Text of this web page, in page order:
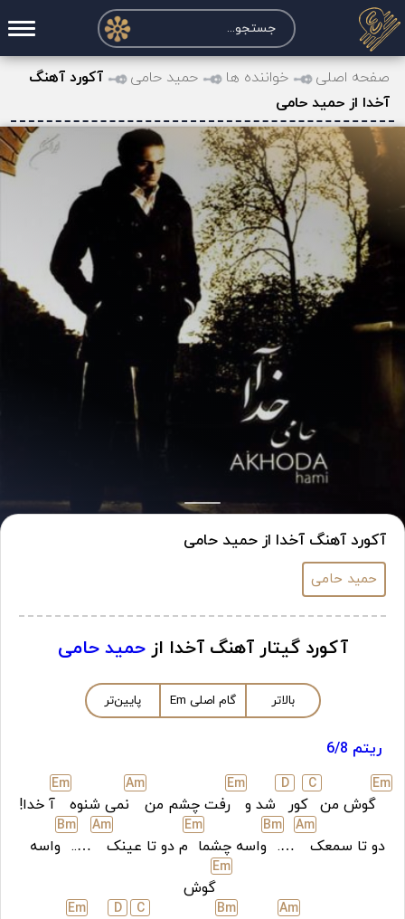
صفحه اصلی
درخواست آکورد
نت و تبلچر
تماس با ما
حساب کاربری
صفحه اصلی خواننده ها حمید حامی
آکورد آهنگ
آخدا از حمید حامی
آکورد آهنگ آخدا از حمید حامی
حمید حامی
آکورد گیتار آهنگ آخدا ازحمید حامی
بالاتر گام اصلی Em پایین‌تر
ریتم 6/8
Em
گوش من
C
کور
D
شد و
Em
رفت چشم من
Am
نمی شنوه
Em
آ خدا!
دو تا سمعک
Am
….
Bm
واسه چشما
Em
م دو تا عینک
Am
…..
Bm
واسه
Em
گوش
Am
Bm
C
D
Em